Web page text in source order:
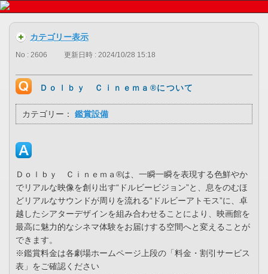
カテゴリー表示
No : 2606 更新日時 : 2024/10/28 15:18
Ｄｏｌｂｙ Ｃｉｎｅｍａ®について
カテゴリー： 鑑賞設備
Ｄｏｌｂｙ Ｃｉｎｅｍａ®は、一瞬一瞬を表現する色鮮やか
でリアルな映像を創り出す“ドルビービジョン”と、息をのむほ
どリアルなサウンドが周りを流れる“ドルビーアトモス”に、卓
越したシアターデザインを組み合わせることにより、映画館を
最高に魅力的なシネマ体験をお届けする空間へと変えることが
できます。
※鑑賞料金は各劇場ホームページ上段の「料金・割引サービス
表」をご確認ください